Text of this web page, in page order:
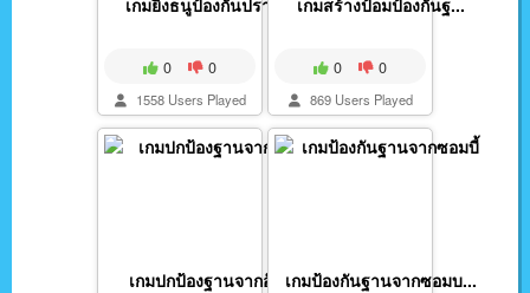
เกมยิงธนูป้องกันปราส...
0 0
1558 Users Played
เกมสร้างป้อมป้องกันฐ...
0 0
869 Users Played
เกมปกป้องฐานจากอ๊อคเกมป้องกันฐานจากซอมบ...